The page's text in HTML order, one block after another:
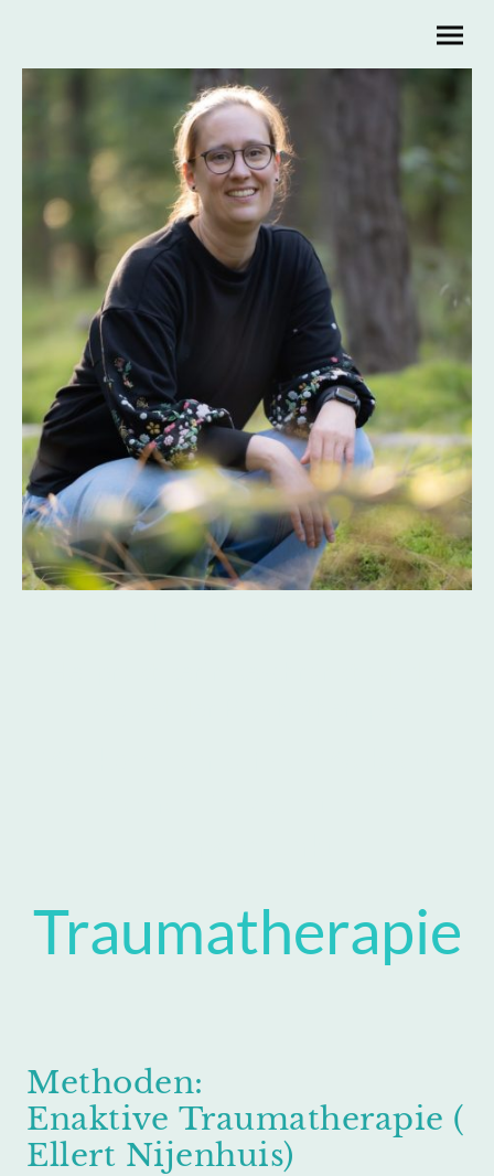
Traumatherapie
Methoden:
Enaktive Traumatherapie (
Ellert Nijenhuis)